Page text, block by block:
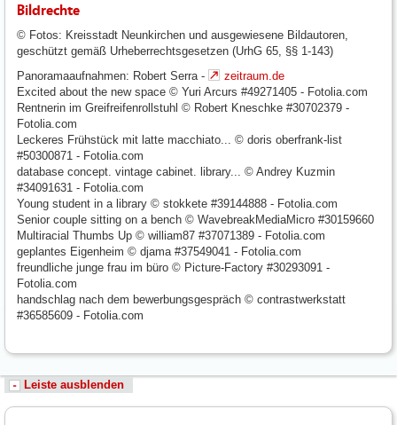
Bildrechte
© Fotos: Kreisstadt Neunkirchen und ausgewiesene Bildautoren,
geschützt gemäß Urheberrechtsgesetzen (UrhG 65, §§ 1-143)
Panoramaaufnahmen: Robert Serra -
zeitraum.de
Excited about the new space © Yuri Arcurs #49271405 - Fotolia.com
Rentnerin im Greifreifenrollstuhl © Robert Kneschke #30702379 -
Fotolia.com
Leckeres Frühstück mit latte macchiato... © doris oberfrank-list
#50300871 - Fotolia.com
database concept. vintage cabinet. library... © Andrey Kuzmin
#34091631 - Fotolia.com
Young student in a library © stokkete #39144888 - Fotolia.com
Senior couple sitting on a bench © WavebreakMediaMicro #30159660
Multiracial Thumbs Up © william87 #37071389 - Fotolia.com
geplantes Eigenheim © djama #37549041 - Fotolia.com
freundliche junge frau im büro © Picture-Factory #30293091 -
Fotolia.com
handschlag nach dem bewerbungsgespräch © contrastwerkstatt
#36585609 - Fotolia.com
Leiste ausblenden